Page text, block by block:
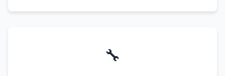
🔧